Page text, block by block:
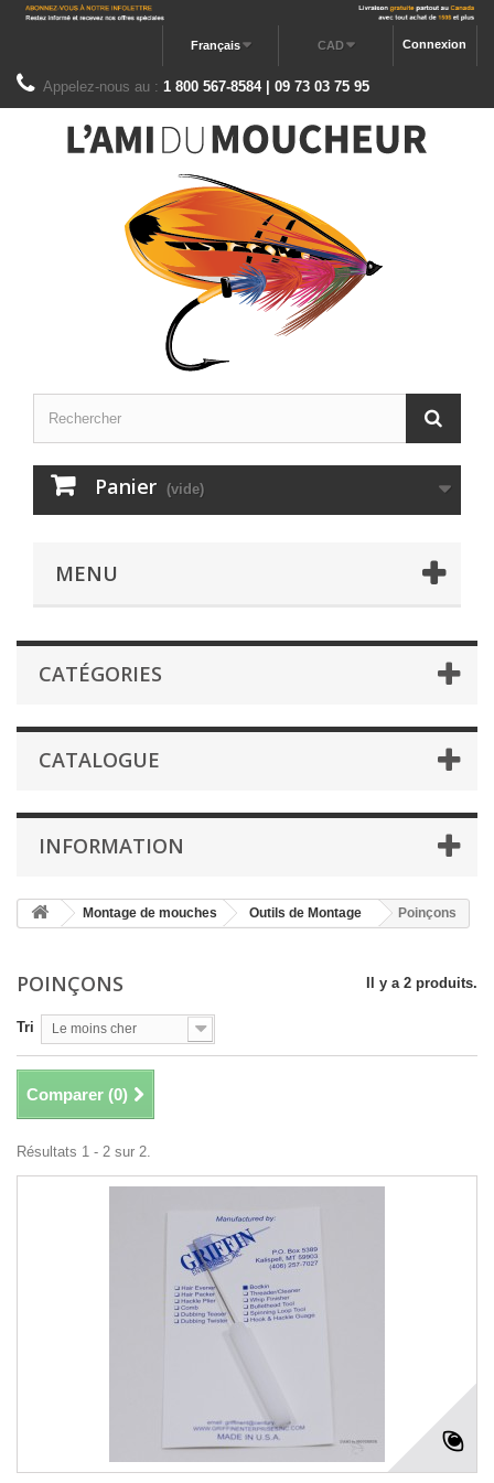
Connexion
CAD
Français
Appelez-nous au : 1 800 567-8584 | 09 73 03 75 95
Panier (vide)
MENU
CATÉGORIES
CATALOGUE
INFORMATION
Montage de mouches Outils de Montage Poinçons
POINÇONS Il y a 2 produits.
Tri Le moins cher
Comparer (0)
Résultats 1 - 2 sur 2.